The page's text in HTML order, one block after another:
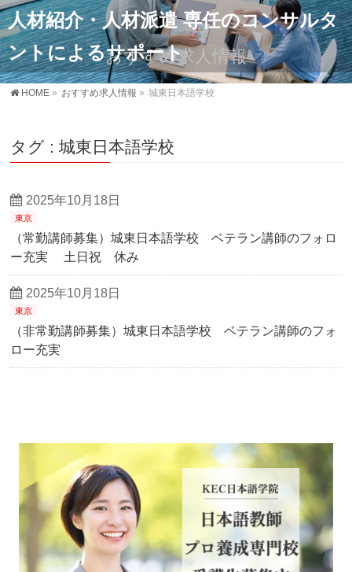
人材紹介・人材派遣 専任のコンサルタ
ントによるサポート
おすすめ求人情報
HOME » おすすめ求人情報 » 城東日本語学校
タグ : 城東日本語学校
2025年10月18日
東京
（常勤講師募集）城東日本語学校 ベテラン講師のフォロ
ー充実 土日祝 休み
2025年10月18日
東京
（非常勤講師募集）城東日本語学校 ベテラン講師のフォ
ロー充実